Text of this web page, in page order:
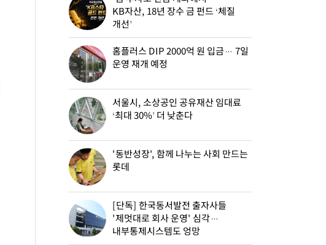
KB자산, 18년 장수 금 펀드 ‘체질
개선’
홈플러스 DIP 2000억 원 입금… 7일
운영 재개 예정
서울시, 소상공인 공유재산 임대료
‘최대 30%’ 더 낮춘다
'동반성장', 함께 나누는 사회 만드는
롯데
[단독] 한국동서발전 출자사들
'제멋대로 회사 운영' 심각…
내부통제시스템도 엉망